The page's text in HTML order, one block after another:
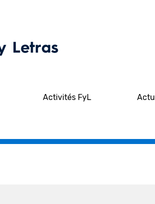
Activités FyL Actu